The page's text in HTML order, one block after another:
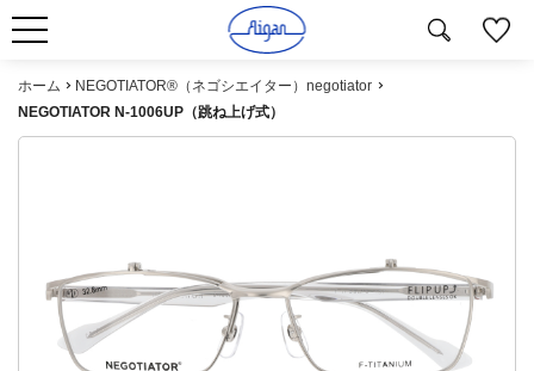
ホーム
NEGOTIATOR®（ネゴシエイター）negotiator
NEGOTIATOR N-1006UP（跳ね上げ式）